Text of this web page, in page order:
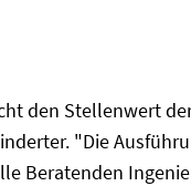
den Stellenwert
"Die
Beratenden